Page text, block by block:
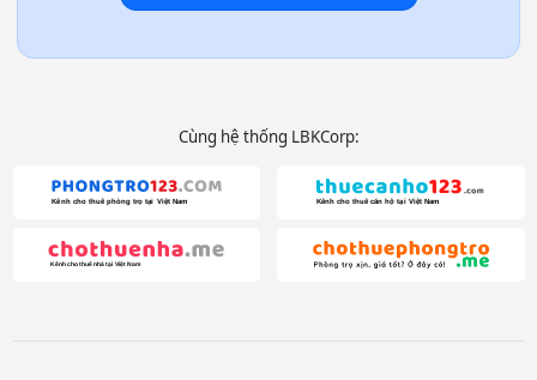
Cùng hệ thống LBKCorp: